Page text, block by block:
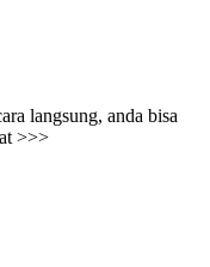
langsung, anda bisa
>>>